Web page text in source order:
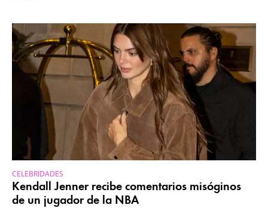
CELEBRIDADES
Kendall Jenner recibe comentarios misóginos
de un jugador de la NBA